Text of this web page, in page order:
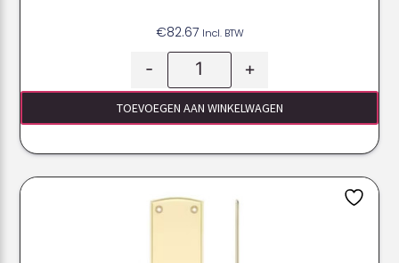
€82.67 Incl. BTW
- +
TOEVOEGEN AAN WINKELWAGEN